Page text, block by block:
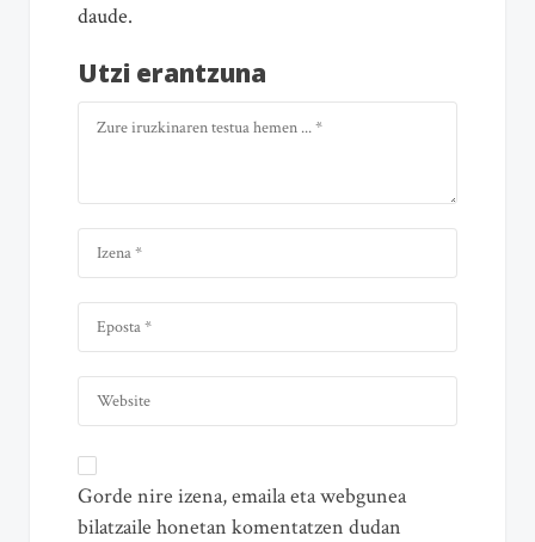
daude.
Utzi erantzuna
Gorde nire izena, emaila eta webgunea
bilatzaile honetan komentatzen dudan